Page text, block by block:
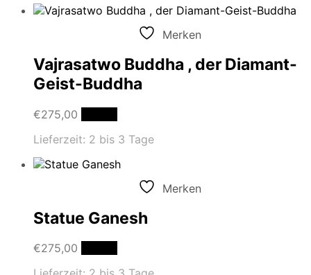
Merken
Vajrasatwo Buddha , der Diamant-
Geist-Buddha
€275,00
Lieferzeit: 2 bis 3 Tage
Merken
Statue Ganesh
€275,00